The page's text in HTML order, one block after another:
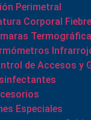
Perimetral
Corporal Fiebre
de Accesos y
Especiales